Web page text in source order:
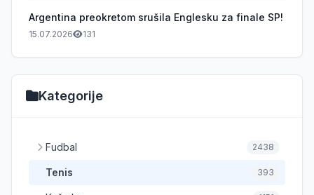
Argentina preokretom srušila Englesku za finale SP!
15.07.2026 131
Kategorije
Fudbal 2438
Tenis 393